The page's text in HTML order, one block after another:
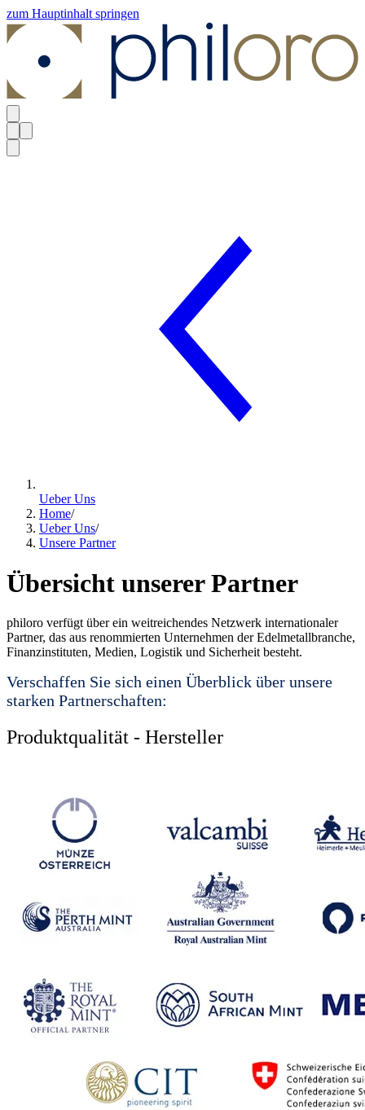
zum Hauptinhalt springen
Ueber Uns
Home/
Ueber Uns/
Unsere Partner
Übersicht unserer Partner
philoro verfügt über ein weitreichendes Netzwerk internationaler
Partner, das aus renommierten Unternehmen der Edelmetallbranche,
Finanzinstituten, Medien, Logistik und Sicherheit besteht.
Verschaffen Sie sich einen Überblick über unsere
starken Partnerschaften:
Produktqualität - Hersteller